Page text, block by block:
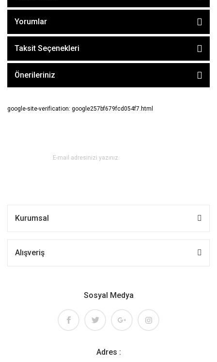
Yorumlar
Taksit Seçenekleri
Önerileriniz
google-site-verification: google257bf679fcd054f7.html
Kurumsal
Alışveriş
Sosyal Medya
Adres :